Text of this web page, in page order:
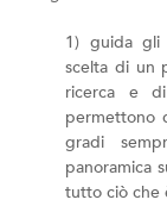
1) guida gli
scelta di un
ricerca e
permettono
gradi
panoramica
tutto ciò che